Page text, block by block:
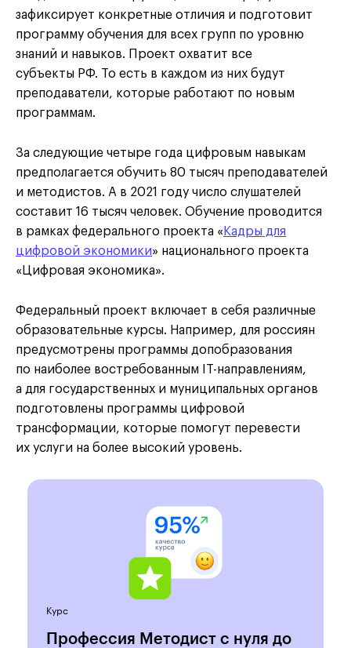
зафиксирует конкретные отличия и подготовит
программу обучения для всех групп по уровню
знаний и навыков. Проект охватит все
субъекты РФ. То есть в каждом из них будут
преподаватели, которые работают по новым
программам.
За следующие четыре года цифровым навыкам
предполагается обучить 80 тысяч преподавателей
и методистов. А в 2021 году число слушателей
составит 16 тысяч человек. Обучение проводится
в рамках федерального проекта « Кадры для
цифровой экономики» национального проекта
«Цифровая экономика».
Федеральный проект включает в себя различные
образовательные курсы. Например, для россиян
предусмотрены программы допобразования
по наиболее востребованным IT-направлениям,
а для государственных и муниципальных органов
подготовлены программы цифровой
трансформации, которые помогут перевести
их услуги на более высокий уровень.
Курс
Профессия Методист с нуля до